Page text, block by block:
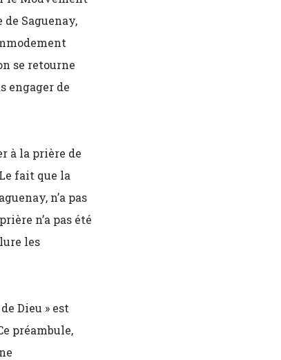
Saguenay,
se retourne
engager de
à la prière de
fait que la
n’a pas
n’a pas été
les
Dieu » est
préambule,